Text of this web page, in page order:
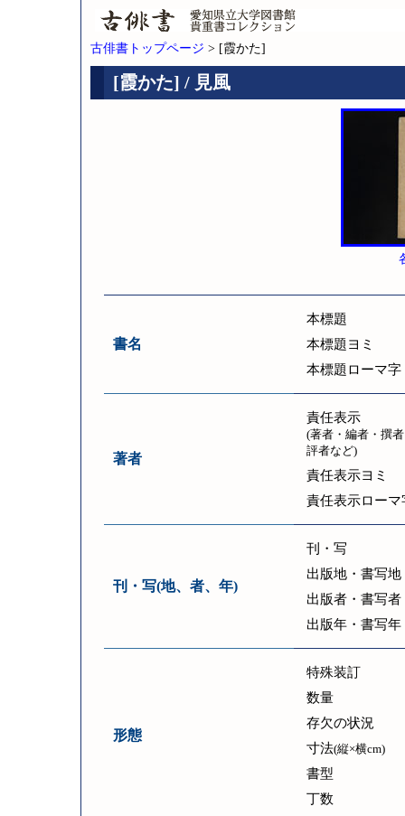
古俳書トップページ > [霞かた]
[霞かた] / 見風
書名
本標題
本標題ヨミ
本標題ローマ字
著者
責任表示
(著者・編者・撰
評者など)
責任表示ヨミ
責任表示ローマ
刊・写(地、者、年)
刊・写
出版地・書写地
出版者・書写者
出版年・書写年
形態
特殊装訂
数量
存欠の状況
寸法(縦×横cm)
書型
丁数